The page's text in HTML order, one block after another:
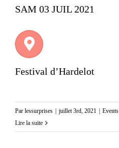
SAM 03 JUIL 2021
Festival d’Hardelot
Par lessurprises juillet 3rd, 2021 Events
Lire la suite